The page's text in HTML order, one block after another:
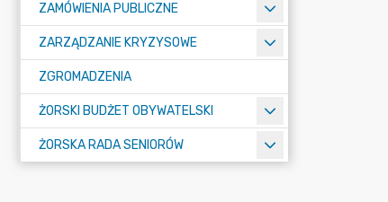
ZAMÓWIENIA PUBLICZNE
ZARZĄDZANIE KRYZYSOWE
ZGROMADZENIA
ŻORSKI BUDŻET OBYWATELSKI
ŻORSKA RADA SENIORÓW